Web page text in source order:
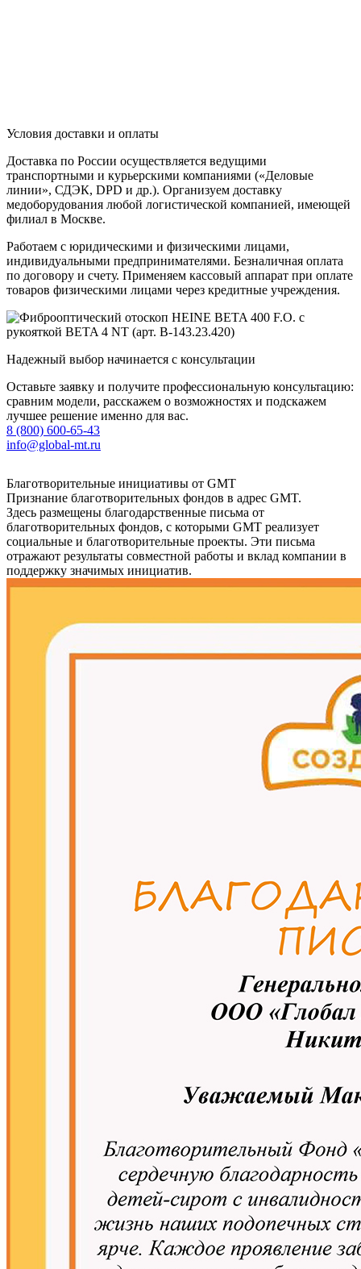
Условия доставки и оплаты
Доставка по России осуществляется ведущими
транспортными и курьерскими компаниями («Деловые
линии», СДЭК, DPD и др.). Организуем доставку
медоборудования любой логистической компанией, имеющей
филиал в Москве.
Работаем с юридическими и физическими лицами,
индивидуальными предпринимателями. Безналичная оплата
по договору и счету. Применяем кассовый аппарат при оплате
товаров физическими лицами через кредитные учреждения.
Надежный выбор начинается с консультации
Оставьте заявку и получите профессиональную консультацию:
сравним модели, расскажем о возможностях и подскажем
лучшее решение именно для вас.
8 (800) 600-65-43
info@global-mt.ru
Благотворительные инициативы от GMT
Признание благотворительных фондов в адрес GMT.
Здесь размещены благодарственные письма от
благотворительных фондов, с которыми GMT реализует
социальные и благотворительные проекты. Эти письма
отражают результаты совместной работы и вклад компании в
поддержку значимых инициатив.